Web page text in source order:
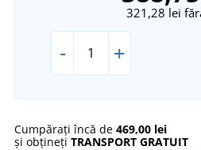
321,28 lei
- +
Cumpărați încă de 469,00 lei
și obțineți TRANSPORT GRATUIT